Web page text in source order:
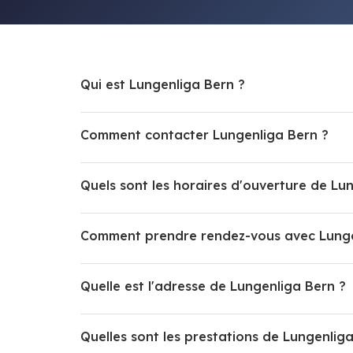
Qui est Lungenliga Bern ?
Comment contacter Lungenliga Bern ?
Quels sont les horaires d'ouverture de
Comment prendre rendez-vous avec
Quelle est l'adresse de Lungenliga Bern ?
Quelles sont les prestations de